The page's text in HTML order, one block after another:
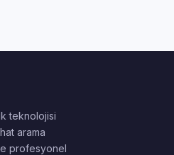
teknolojisi
arama
profesyonel